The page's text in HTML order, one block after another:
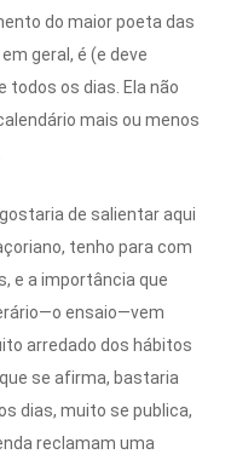
do maior poeta das
geral, é (e deve
todos os dias. Ela não
mais ou menos
de salientar aqui
tenho para com
e a importância que
ensaio—vem
arredado dos hábitos
se afirma, bastaria
dias, muito se publica,
reclamam uma